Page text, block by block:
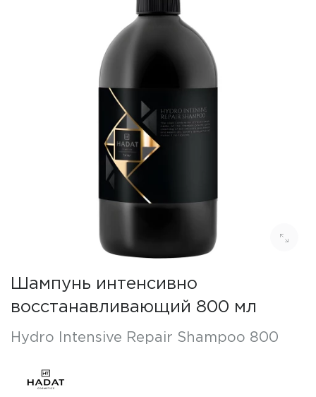
Шампунь интенсивно
восстанавливающий 800 мл
Hydro Intensive Repair Shampoo 800